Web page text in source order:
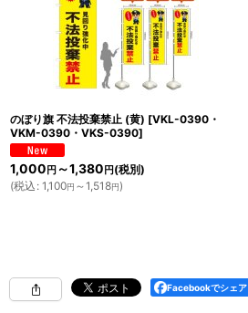
のぼり旗 不法投棄禁止 (黄) [VKL-0390・
VKM-0390・VKS-0390]
1,000 円 ～1,380 円 (税別)
(税込 : 1,100円 ～1,518円)
Facebookでシェア